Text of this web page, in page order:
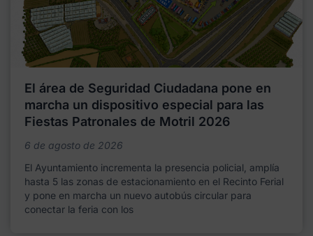
El área de Seguridad Ciudadana pone en
marcha un dispositivo especial para las
Fiestas Patronales de Motril 2026
6 de agosto de 2026
El Ayuntamiento incrementa la presencia policial, amplía
hasta 5 las zonas de estacionamiento en el Recinto Ferial
y pone en marcha un nuevo autobús circular para
conectar la feria con los